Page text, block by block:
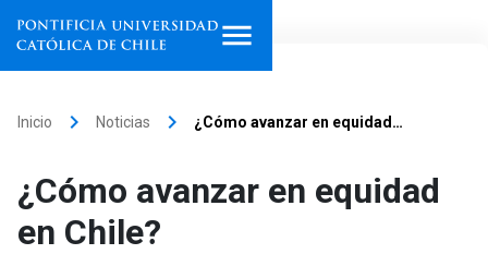
Facultades, escuelas e
institutos
Inicio keyboard_arrow_right Noticias keyboard_arrow_right ¿Cómo avanzar en equidad…
¿Cómo avanzar en equidad
en Chile?